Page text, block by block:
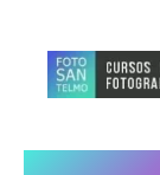
contenido